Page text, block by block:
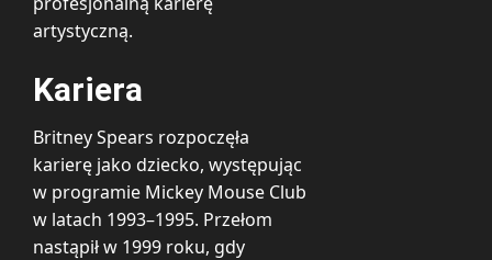
artystyczną.
Kariera
Britney Spears rozpoczęła
karierę jako dziecko, występując
w programie Mickey Mouse Club
w latach 1993–1995. Przełom
nastąpił w 1999 roku, gdy